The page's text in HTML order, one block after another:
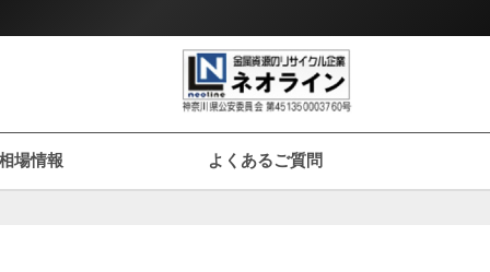
場情報 よくあるご質問